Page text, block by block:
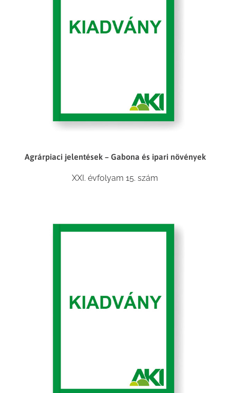
Agrárpiaci jelentések – Gabona és ipari növények
XXI. évfolyam 15. szám